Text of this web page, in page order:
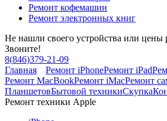
Ремонт кофемашин
Ремонт электронных книг
Не нашли своего устройства или цены
Звоните!
8(846)379-21-09
Главная
Ремонт iPhoneРемонт iPad
Ремонт MacBookРемонт iMacРемонт
ПланшетовБытовой техникиСкупка
Ремонт техники Apple